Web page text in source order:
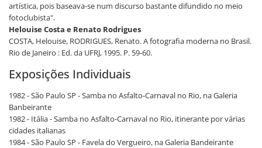
artística, pois baseava-se num discurso bastante difundido no meio
fotoclubista".
Helouise Costa e Renato Rodrigues
COSTA, Helouise, RODRIGUES, Renato. A fotografia moderna no Brasil.
Rio de Janeiro : Ed. da UFRJ, 1995. P. 59-60.
Exposições Individuais
1982 - São Paulo SP - Samba no Asfalto-Carnaval no Rio, na Galeria
Banbeirante
1982 - Itália - Samba no Asfalto-Carnaval no Rio, itinerante por várias
cidades italianas
1984 - São Paulo SP - Favela do Vergueiro, na Galeria Bandeirante